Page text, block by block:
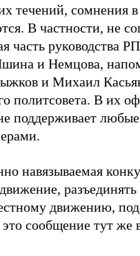
течений, сомнения
В частности, не
часть руководства
и Немцова,
и Михаил
политсовета. В их
поддерживает
навязываемая
движению,
сообщение тут же